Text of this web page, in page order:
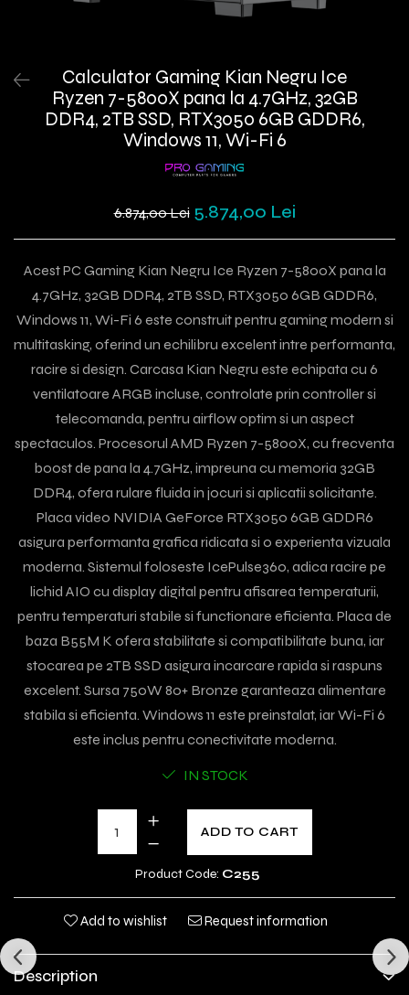
Calculator Gaming Kian Negru Ice
Ryzen 7-5800X pana la 4.7GHz, 32GB
DDR4, 2TB SSD, RTX3050 6GB GDDR6,
Windows 11, Wi-Fi 6
6.874,00 Lei 5.874,00 Lei
Acest PC Gaming Kian Negru Ice Ryzen 7-5800X pana la
4.7GHz, 32GB DDR4, 2TB SSD, RTX3050 6GB GDDR6,
Windows 11, Wi-Fi 6 este construit pentru gaming modern si
multitasking, oferind un echilibru excelent intre performanta,
racire si design. Carcasa Kian Negru este echipata cu 6
ventilatoare ARGB incluse, controlate prin controller si
telecomanda, pentru airflow optim si un aspect
spectaculos. Procesorul AMD Ryzen 7-5800X, cu frecventa
boost de pana la 4.7GHz, impreuna cu memoria 32GB
DDR4, ofera rulare fluida in jocuri si aplicatii solicitante.
Placa video NVIDIA GeForce RTX3050 6GB GDDR6
asigura performanta grafica ridicata si o experienta vizuala
moderna. Sistemul foloseste IcePulse360, adica racire pe
lichid AIO cu display digital pentru afisarea temperaturii,
pentru temperaturi stabile si functionare eficienta. Placa de
baza B55M K ofera stabilitate si compatibilitate buna, iar
stocarea pe 2TB SSD asigura incarcare rapida si raspuns
excelent. Sursa 750W 80+ Bronze garanteaza alimentare
stabila si eficienta. Windows 11 este preinstalat, iar Wi-Fi 6
este inclus pentru conectivitate moderna.
IN STOCK
ADD TO CART
Product Code: C255
Add to wishlist Request information
Description